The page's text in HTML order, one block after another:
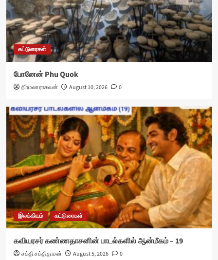
கட்டுரைகள்
போனேன் Phu Quok
நிர்மலா ராகவன் August 10, 2026 0
இலக்கியம் கட்டுரைகள்
கவியரசர் கண்ணதாசனின் பாடல்களில் ஆன்மீகம் – 19
சக்தி சக்திதாசன் August 5, 2026 0